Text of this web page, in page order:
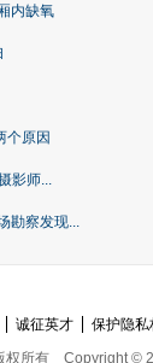
内缺氧
个原因
影师...
勘察发现...
诚征英才 保护隐私
权所有 Copyright ©